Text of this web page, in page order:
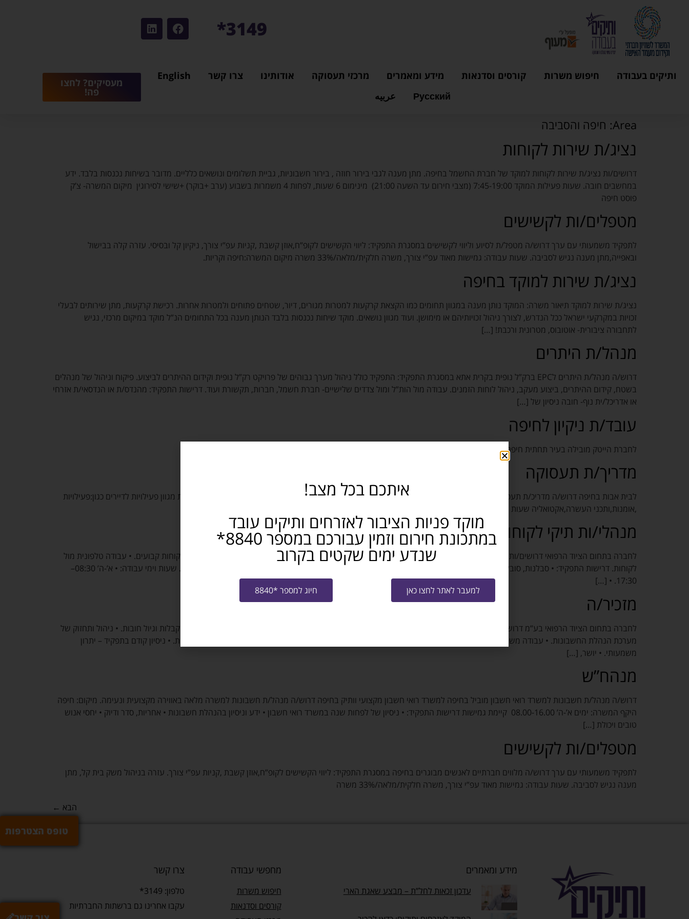
3149*
ותיקים בעבודה חיפוש משרות קורסים וסדנאות מידע ומאמרים מרכזי תעסוקה אודותינו צרו קשר
English
Русский
عربيه
מעסיקים? לחצו
פה!
Area: חיפה והסביבה
נציג/ת שירות לקוחות
דרושים/ות נציג/ת שירות לקוחות למוקד של חברת החשמל בחיפה. מתן מענה לגבי בירור חוזה , בירור חשבוניות, גביית תשלומים ונושאים כלליים. מדובר בשיחות נכנסות בלבד. ידע
במחשבים חובה. שעות פעילות המוקד 7:45-19:00 (מצבי חירום עד השעה 21:00) מינימום 6 שעות, לפחות 4 משמרות בשבוע (ערב +בוקר) +שישי לסירוגין מיקום המשרה- צ’ק
פוסט חיפה
מטפלים/ות לקשישים
לתפקיד משמעותי עם ערך דרוש/ה מטפל/ת לסיוע וליווי לקשישים במסגרת התפקיד: ליווי הקשישים לקופ”ח,אוזן קשבת ,קניות עפ”י צורך, ניקיון קל ובסיסי. עזרה קלה בבישול
ובאפייה,מתן מענה נגיש לסביבה. שעות עבודה: גמישות מאוד עפ”י צורך, משרה חלקית/מלאה/33% משרה מיקום המשרה:חיפה וקריות.
נציג/ת שירות למוקד בחיפה
נציג/ת שירות למוקד תיאור משרה: המוקד נותן מענה במגוון תחומים כמו הקצאת קרקעות למטרות מגורים, דיור, שטחים פתוחים ולמטרות אחרות. רכישת קרקעות, מתן שירותים לבעלי
זכויות במקרקעי ישראל ככל הנדרש, לצורך ניהול זכויותיהם או מימושן. ועוד מגוון נושאים. מוקד שיחות נכנסות בלבד הנותן מענה בכל התחומים הנ”ל מוקד במיקום מרכזי, נגיש
לתחבורה ציבורית- אוטובוס, מטרונית ורכבת! […]
מנהל/ת היתרים
דרוש/ה מנהל/ת היתרים לEPC ברק”ל נופית בקרית אתא במסגרת התפקיד: התפקיד כולל ניהול מערך גבוהים של פרויקט רק”ל נופית וקידום ההיתרים לביצוע. פיקוח וניהול של מנהלים
בשטח, קידום ההיתרים, ביצוע מעקב, ניהול לוחות הזמנים. עבודה מול הות”ל ומול צדדים שלישיים- חברת חשמל, חברות, תקשורת ועוד. דרישות התפקיד: מהנדס/ת או הנדסאי/ת אזרחי
או אדריכל/ית נוף- חובה ניסיון של […]
עובד/ת ניקיון לחיפה
לחברת הייטק מובילה בעיר תחתית חיפה דרוש/ה עובד/ת ניקיון ימים א’-ה’ בין השעות 16:00-22:00 תנאים סוציאליים מלאים!
מדריך/ת תעסוקה
לבית אבות בחיפה דרוש/ה מדריכ/ת תעסוקה דרישות המשרה: השכלה תיכונית מלאה – חובה ניסיון בתפקיד דומה – יתרון תיאור המשרה: העברת מגוון פעילויות לדיירים כגון:פעילויות
,אומנות,ותכני העשרה,אקטואליה שעות העבודה: ימים א’-ה’ 8.30-12.30 / 15.30-18.00 מיקום המשרה: חיפה
מנהלי/ות תיקי לקוחות
לחברה בתחום הציוד הרפואי דרושים/ות מנהלי/ות תיקי לקוחות בחיפה. תיאור התפקיד: • מכירות ושימור לקוחות קיימים. • ניהול קשר רציף עם לקוחות קבועים. • עבודה טלפונית מול
לקוחות. דרישות התפקיד: • סבלנות, סובלנות ונועם דיבור. • ניסיון במכירות טלפוניות – יתרון משמעותי. • יכולת עבודה עצמאית ושירותיות גבוהה. שעות וימי עבודה: • א’-ה’ 08:30–
17:30. • […]
מזכיר/ה
לחברה בתחום הציוד הרפואי בע”מ דרוש/ה מזכיר/ה למשרה מלאה בצ’ק פוסט חיפה. תיאור התפקיד: • עבודה עם חשבשבת, הנהלת חשבונות, קבלות וגיול חובות. • ניהול ותחזוק של
מערכת הנהלת החשבונות. • עבודה משרדית שוטפת בהתאם לצרכי המחלקה. דרישות התפקיד: • ידע וניסיון מוכח בחשבשבת ובהנהלת חשבונות. • ניסיון קודם בתפקיד – יתרון
משמעותי. • יושר, […]
מנהח”ש
דרוש/ה מנהל/ת חשבונות למשרד רואי חשבון מוביל בחיפה למשרד רואי חשבון מקצועי וותיק בחיפה דרוש/ה מנהל/ת חשבונות למשרה מלאה באווירה מקצועית ונעימה. מיקום: חיפה
היקף המשרה: ימים א’-ה’ 08.00-16.00 קיימת גמישות דרישות התפקיד: • ניסיון של לפחות שנה במשרד רואי חשבון • ידע וניסיון בהנהלת חשבונות • אחריות, סדר ודיוק • יחסי אנוש
טובים ויכולת […]
מטפלים/ות לקשישים
לתפקיד משמעותי עם ערך דרוש/ה מלווים חברתיים לאנשים מבוגרים בחיפה במסגרת התפקיד: ליווי הקשישים לקופ”ח,אוזן קשבת ,קניות עפ”י צורך. עזרה בניהול משק בית קל, מתן
מענה נגיש לסביבה. שעות עבודה: גמישות מאוד עפ”י צורך, משרה חלקית/מלאה/33% משרה
הבא ←
טופס הצטרפות
מידע ומאמרים
עדכון זכאות לחל”ת – מבצע שאגת הארי
מחפשי עבודה
חיפוש משרות
קורסים וסדנאות
צרו קשר
טלפון: 3149*
עקבו אחרינו גם ברשתות החברתיות
איתכם בכל מצב!
מוקד פניות הציבור לאזרחים ותיקים עובד
במתכונת חירום וזמין עבורכם במספר 8840*
שנדע ימים שקטים בקרוב
למעבר לאתר לחצו כאן חיוג למספר *8840